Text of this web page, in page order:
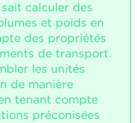
calculer des
et poids en
des propriétés
de transport.
les unités
de manière
tenant compte
préconisées